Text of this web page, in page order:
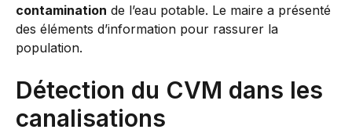
contamination de l’eau potable. Le maire a présenté
des éléments d’information pour rassurer la
population.
Détection du CVM dans les
canalisations